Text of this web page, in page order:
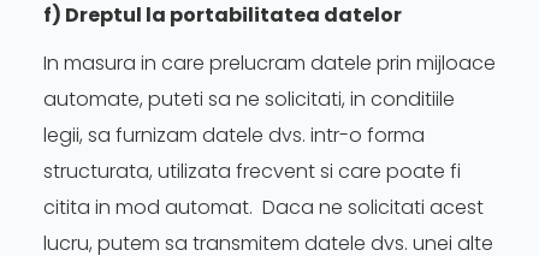
f) Dreptul la portabilitatea datelor
In masura in care prelucram datele prin mijloace
automate, puteti sa ne solicitati, in conditiile
legii, sa furnizam datele dvs. intr-o forma
structurata, utilizata frecvent si care poate fi
citita in mod automat. Daca ne solicitati acest
lucru, putem sa transmitem datele dvs. unei alte